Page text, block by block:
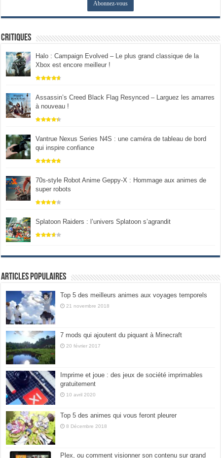
Critiques
Halo : Campaign Evolved – Le plus grand classique de la
Xbox est encore meilleur !
Assassin’s Creed Black Flag Resynced – Larguez les amarres
à nouveau !
Vantrue Nexus Series N4S : une caméra de tableau de bord
qui inspire confiance
70s-style Robot Anime Geppy-X : Hommage aux animes de
super robots
Splatoon Raiders : l’univers Splatoon s’agrandit
Articles populaires
Top 5 des meilleurs animes aux voyages temporels
21 novembre 2018
7 mods qui ajoutent du piquant à Minecraft
20 février 2017
Imprime et joue : des jeux de société imprimables
gratuitement
10 avril 2020
Top 5 des animes qui vous feront pleurer
8 Décembre 2018
Plex, ou comment visionner son contenu sur grand